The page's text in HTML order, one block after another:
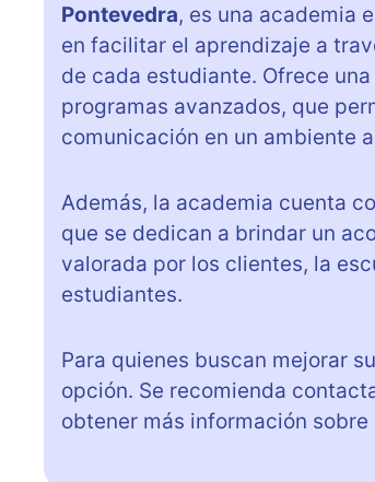
Pontevedra, es una academia
en facilitar el aprendizaje a
de cada estudiante. Ofrece
programas avanzados, que
comunicación en un ambiente
Además, la academia cuenta
que se dedican a brindar un
valorada por los clientes, la
estudiantes.
Para quienes buscan mejorar
opción. Se recomienda
obtener más información sobre